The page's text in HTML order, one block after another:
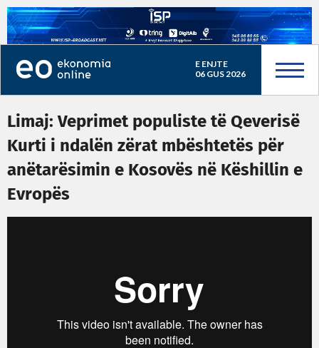
E ENJTE
06 GUS 2026
Limaj: Veprimet populiste të Qeverisë
Kurti i ndalën zërat mbështetës për
anëtarësimin e Kosovës në Këshillin e
Evropës